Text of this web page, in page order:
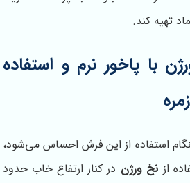
تهیه کند.
ورژن با پاخور نرم و استفاده
استفاده از این فرش احساس می‌شود،
از نخ ورژن در کنار ارتفاع خاب حدود